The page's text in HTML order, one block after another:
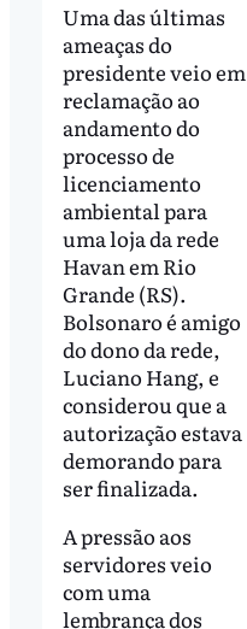
Uma das últimas
ameaças do
presidente veio em
reclamação ao
andamento do
processo de
licenciamento
ambiental para
uma loja da rede
Havan em Rio
Grande (RS).
Bolsonaro é amigo
do dono da rede,
Luciano Hang, e
considerou que a
autorização estava
demorando para
ser finalizada.
A pressão aos
servidores veio
com uma
lembrança dos